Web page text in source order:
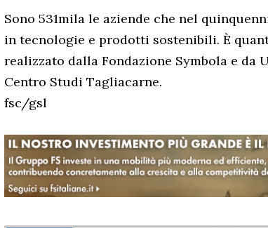
Sono 531mila le aziende che nel
in tecnologie e prodotti sostenibili. È
realizzato dalla Fondazione Symbola e da
Centro Studi Tagliacarne.
fsc/gsl